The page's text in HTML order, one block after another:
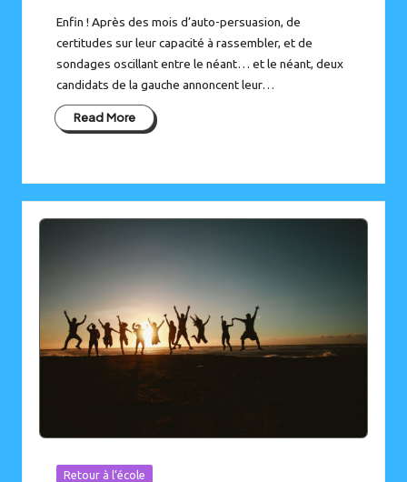
Enfin ! Après des mois d’auto-persuasion, de
certitudes sur leur capacité à rassembler, et de
sondages oscillant entre le néant… et le néant, deux
candidats de la gauche annoncent leur…
Read More
Posted
Retour à l’école